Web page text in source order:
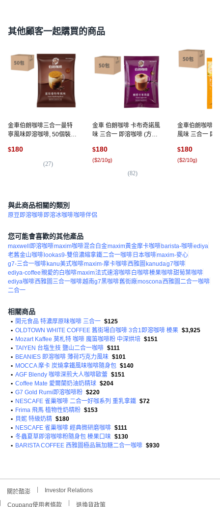
其他顧客一起購買的商品
金車伯朗咖啡三合一曼特
寧風味即溶咖啡, 50個裝, 1
$180
(27)
金車 伯朗咖啡 卡布奇諾風
味 三合一 即溶咖啡 (方便
裝, 1套
$180
($2/10g)
(82)
金車伯朗咖啡
風味 三合一 即
$180
($2/10g)
與此商品相關的類別
原豆即溶咖啡即溶冰咖啡咖啡伴侶
您可能會喜歡的其他產品
maxwell即溶咖啡maxim咖啡混合白金maxim黃金摩卡咖啡barista-咖啡ediya
老舊金山咖啡 lookas9-雙倍濃縮拿鐵二合一咖啡 日本咖啡maxim-麥心
g7-三合一咖啡 kanu美式咖啡maxim-摩卡咖啡西雅圖 kanudag7咖啡
ediya-coffee親愛的白咖啡maxim法式速溶咖啡 白咖啡榛果咖啡甜菊葉咖啡
ediya咖啡西雅圖三合一咖啡越南g7黑咖啡舊街廠moscona西雅圖二合一咖啡
二合一
相關商品
• 開元食品 特濃厚原味咖啡 三合一 $125
• OLDTOWN WHITE COFFEE 舊街場白咖啡 3合1即溶咖啡 榛果 $3,925
• Mozart Kaffee 莫札特 咖啡 魔笛咖啡粉 中深烘培 $151
• TAIYEN 台塩生技 鹽山二合一咖啡 $111
• BEANIES 即溶咖啡 薄荷巧克力風味 $101
• MOCCA 摩卡 炭燒拿鐵風味咖啡隨身包 $140
• AGF Blendy 咖啡深煎大人咖啡歐蕾 $151
• Coffee Mate 愛爾蘭奶油奶精球 $204
• G7 Gold Rumi即溶咖啡粉 $220
• NESCAFE 雀巢咖啡 二合一好咖系列 重乳拿鐵 $72
• Frima 飛馬 植物性奶精粉 $153
• 貝妮 特級奶精 $180
• NESCAFE 雀巢咖啡 經典微研磨咖啡 $111
• 冬蟲夏草即溶咖啡粉隨身包 榛果口味 $130
• BARISTA COFFEE 西雅圖極品無加糖二合一咖啡 $930
關於酷澎 Investor Relations
Coupang使用者條款 退換貨政策